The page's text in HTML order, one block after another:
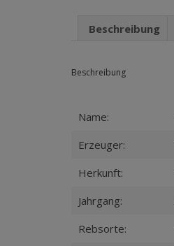
Beschreibung
Beschreibung
Name:
Erzeuger:
Herkunft:
Jahrgang:
Rebsorte: